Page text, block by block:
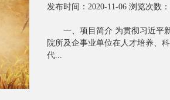
发布时间：2020-11-06 浏览次数
一、项目简介 为贯彻习近平
院所及企事业单位在人才培养、
代...